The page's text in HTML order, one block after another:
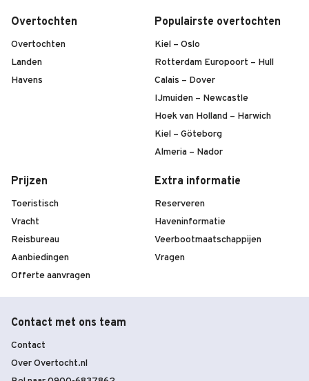
Overtochten
Overtochten
Landen
Havens
Populairste overtochten
Kiel – Oslo
Rotterdam Europoort – Hull
Calais – Dover
IJmuiden – Newcastle
Hoek van Holland – Harwich
Kiel – Göteborg
Almeria – Nador
Prijzen
Toeristisch
Vracht
Reisbureau
Aanbiedingen
Offerte aanvragen
Extra informatie
Reserveren
Haveninformatie
Veerbootmaatschappijen
Vragen
Contact met ons team
Contact
Over Overtocht.nl